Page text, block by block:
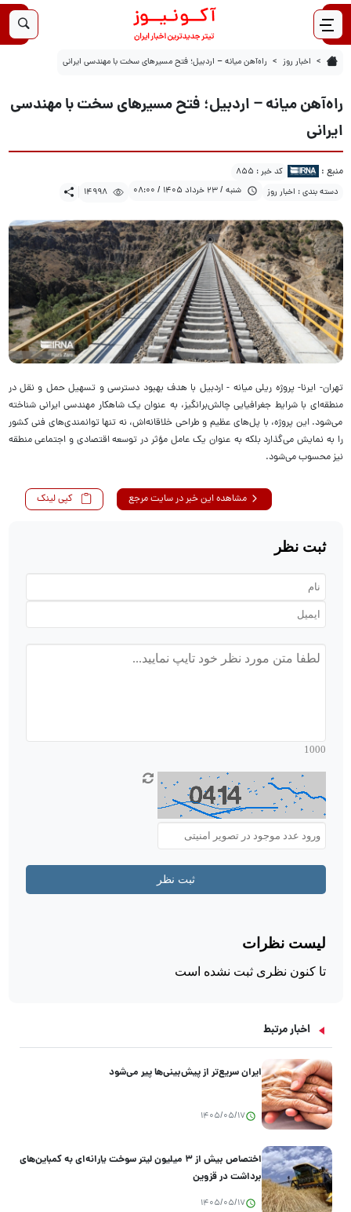
اخبار روز راه‌آهن میانه – اردبیل؛ فتح مسیرهای سخت با مهندسی ایرانی
راه‌آهن میانه – اردبیل؛ فتح مسیرهای سخت با مهندسی ایرانی 14998
راه‌آهن میانه – اردبیل؛ فتح مسیرهای سخت با مهندسی
ایرانی
منبع :
کد خبر : 855
دسته بندی : اخبار روز
شنبه / 23 خرداد 1405 / 08:00 14998
تهران- ایرنا- پروژه ریلی میانه - اردبیل با هدف بهبود دسترسی و تسهیل حمل و نقل در
منطقه‌ای با شرایط جغرافیایی چالش‌برانگیز، به عنوان یک شاهکار مهندسی ایرانی شناخته
می‌شود. این پروژه، با پل‌های عظیم و طراحی خلاقانه‌اش، نه تنها توانمندی‌های فنی کشور
را به نمایش می‌گذارد بلکه به عنوان یک عامل مؤثر در توسعه اقتصادی و اجتماعی منطقه
نیز محسوب می‌شود.
مشاهده این خبر در سایت مرجع کپی لینک
اخبار مرتبط
ایران سریع‌تر از پیش‌بینی‌ها پیر می‌شود
1405/05/17
اختصاص بیش از ۳ میلیون لیتر سوخت یارانه‌ای به کمباین‌های
برداشت در قزوین
1405/05/17